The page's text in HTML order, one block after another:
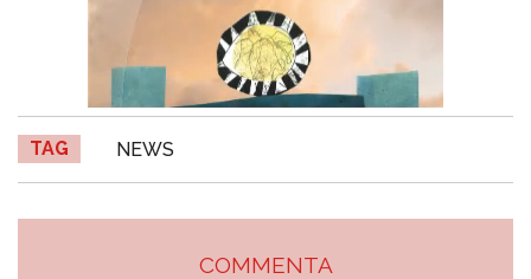
TAG NEWS
COMMENTA